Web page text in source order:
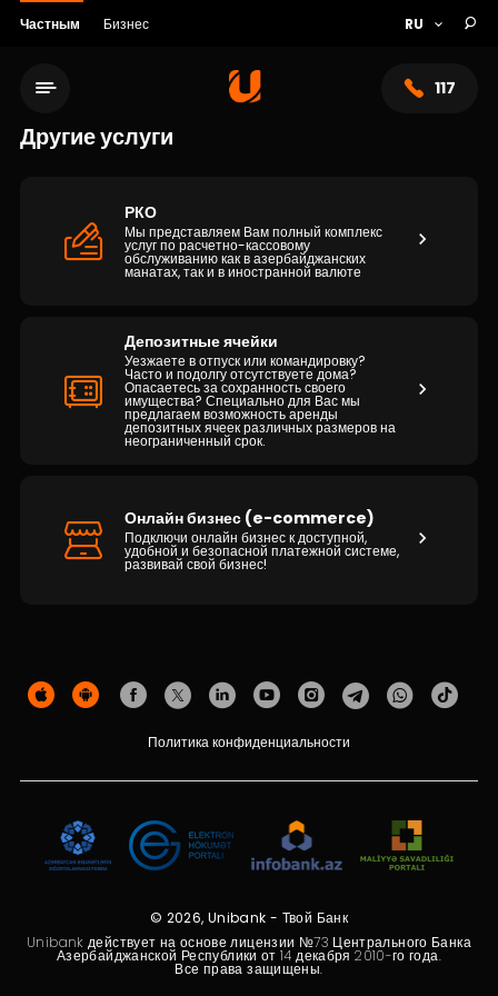
Частным Бизнес
117
Сеть обслуживания
О банке
Устойчивость
Кешбэк
Кадровые ресурсы
Связь с банком
F.A.Q
Другие услуги
РКО
Мы представляем Вам полный комплекс
услуг по расчетно-кассовому
обслуживанию как в азербайджанских
манатах, так и в иностранной валюте
Депозитные ячейки
Уезжаете в отпуск или командировку?
Часто и подолгу отсутствуете дома?
Опасаетесь за сохранность своего
имущества? Специально для Вас мы
предлагаем возможность аренды
депозитных ячеек различных размеров на
неограниченный срок.
Онлайн бизнес (e-commerce)
Подключи онлайн бизнес к доступной,
удобной и безопасной платежной системе,
развивай свой бизнес!
Политика конфиденциальности
© 2026, Unibank - Твой Банк
Unibank действует на основе лицензии №73 Центрального Банка
Азербайджанской Республики от 14 декабря 2010-го года.
Все права защищены.